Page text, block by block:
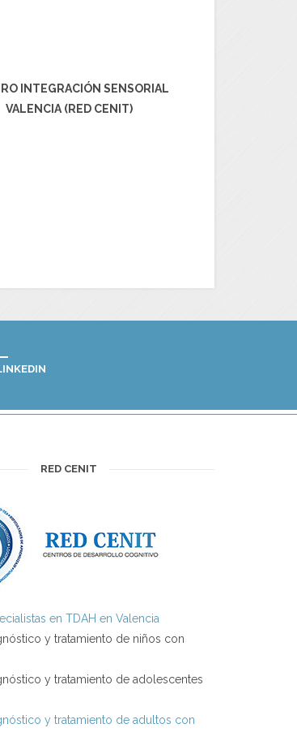
INTEGRACIÓN SENSORIAL
VALENCIA (RED CENIT)
RED CENIT
en TDAH en Valencia
y tratamiento de niños con
y tratamiento de adolescentes
y tratamiento de adultos con